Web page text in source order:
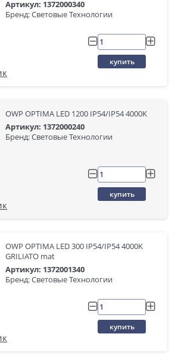
Артикул: 1372000340
Бренд: Световые Технологии
купить
OWP OPTIMA LED 1200 IP54/IP54 4000K
Артикул: 1372000240
Бренд: Световые Технологии
купить
OWP OPTIMA LED 300 IP54/IP54 4000K
GRILIATO mat
Артикул: 1372001340
Бренд: Световые Технологии
купить